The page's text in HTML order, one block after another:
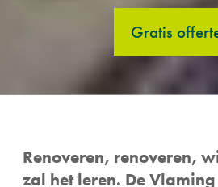
Gratis
Renoveren, renoveren,
zal het leren. De